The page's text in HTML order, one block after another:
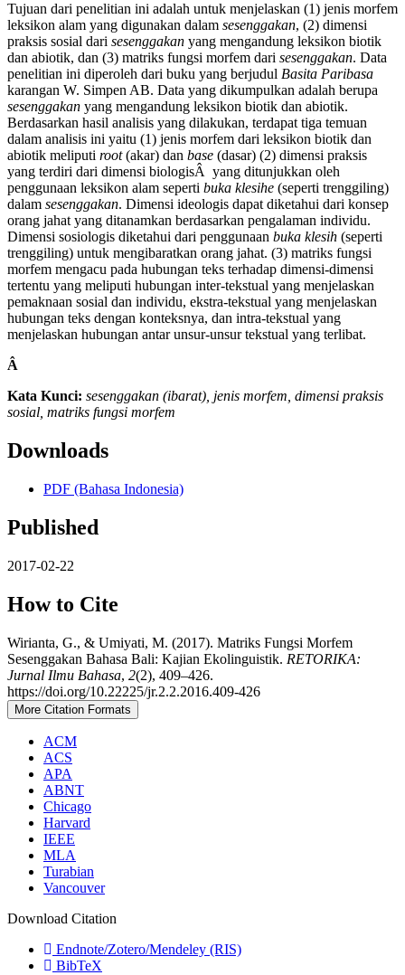
Tujuan dari penelitian ini adalah untuk menjelaskan (1) jenis morfem
leksikon alam yang digunakan dalam sesenggakan, (2) dimensi
praksis sosial dari sesenggakan yang mengandung leksikon biotik
dan abiotik, dan (3) matriks fungsi morfem dari sesenggakan. Data
penelitian ini diperoleh dari buku yang berjudul Basita Paribasa
karangan W. Simpen AB. Data yang dikumpulkan adalah berupa
sesenggakan yang mengandung leksikon biotik dan abiotik.
Berdasarkan hasil analisis yang dilakukan, terdapat tiga temuan
dalam analisis ini yaitu (1) jenis morfem dari leksikon biotik dan
abiotik meliputi root(akar) dan base (dasar) (2) dimensi praksis
yang terdiri dari dimensi biologisÂ yang ditunjukkan oleh
penggunaan leksikon alam seperti buka klesihe (seperti trenggiling)
dalam sesenggakan. Dimensi ideologis dapat diketahui dari konsep
orang jahat yang ditanamkan berdasarkan pengalaman individu.
Dimensi sosiologis diketahui dari penggunaan buka klesih (seperti
trenggiling) untuk mengibaratkan orang jahat. (3) matriks fungsi
morfem mengacu pada hubungan teks terhadap dimensi-dimensi
tertentu yang meliputi hubungan inter-tekstual yang menjelaskan
pemaknaan sosial dan individu, ekstra-tekstual yang menjelaskan
hubungan teks dengan konteksnya, dan intra-tekstual yang
menjelaskan hubungan antar unsur-unsur tekstual yang terlibat.
Â
Kata Kunci: sesenggakan (ibarat), jenis morfem, dimensi praksis
sosial, matriks fungsi morfem
Downloads
PDF (Bahasa Indonesia)
Published
2017-02-22
How to Cite
Wirianta, G., & Umiyati, M. (2017). Matriks Fungsi Morfem
Sesenggakan Bahasa Bali: Kajian Ekolinguistik. RETORIKA:
Jurnal Ilmu Bahasa, 2(2), 409–426.
https://doi.org/10.22225/jr.2.2.2016.409-426
More Citation Formats
ACM
ACS
APA
ABNT
Chicago
Harvard
IEEE
MLA
Turabian
Vancouver
Download Citation
Endnote/Zotero/Mendeley (RIS)
BibTeX